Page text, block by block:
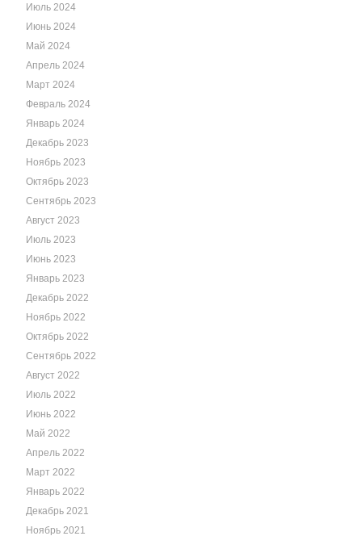
Июль 2024
Июнь 2024
Май 2024
Апрель 2024
Март 2024
Февраль 2024
Январь 2024
Декабрь 2023
Ноябрь 2023
Октябрь 2023
Сентябрь 2023
Август 2023
Июль 2023
Июнь 2023
Январь 2023
Декабрь 2022
Ноябрь 2022
Октябрь 2022
Сентябрь 2022
Август 2022
Июль 2022
Июнь 2022
Май 2022
Апрель 2022
Март 2022
Январь 2022
Декабрь 2021
Ноябрь 2021